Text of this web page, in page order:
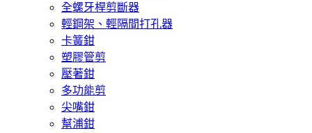
全螺牙桿剪斷器
輕鋼架、輕隔間打孔器
卡簧鉗
塑膠管剪
壓著鉗
多功能剪
尖嘴鉗
幫浦鉗